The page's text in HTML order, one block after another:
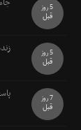
5 روز
قبل
5 روز
قبل
7 روز
قبل